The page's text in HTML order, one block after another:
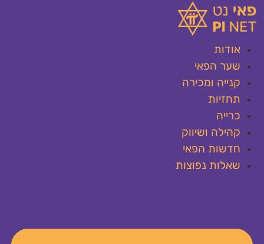
אודות
שער הפאי
קנייה ומכירה
תחזיות
כרייה
קהילה ושיווק
חדשות הפאי
שאלות נפוצות